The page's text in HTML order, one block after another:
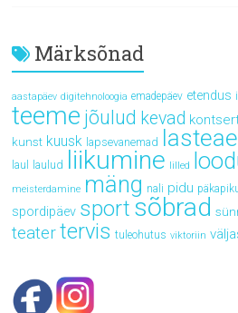
Märksõnad
aastapäev digitehnoloogia emadepäev etendus
teeme jõulud kevad
kunst kuusk lapsevanemad
laul laulud liikumine lilled
meisterdamine mäng nali pidu
spordipäev sportsõbrad
teatertervis tuleohutus viktoriin